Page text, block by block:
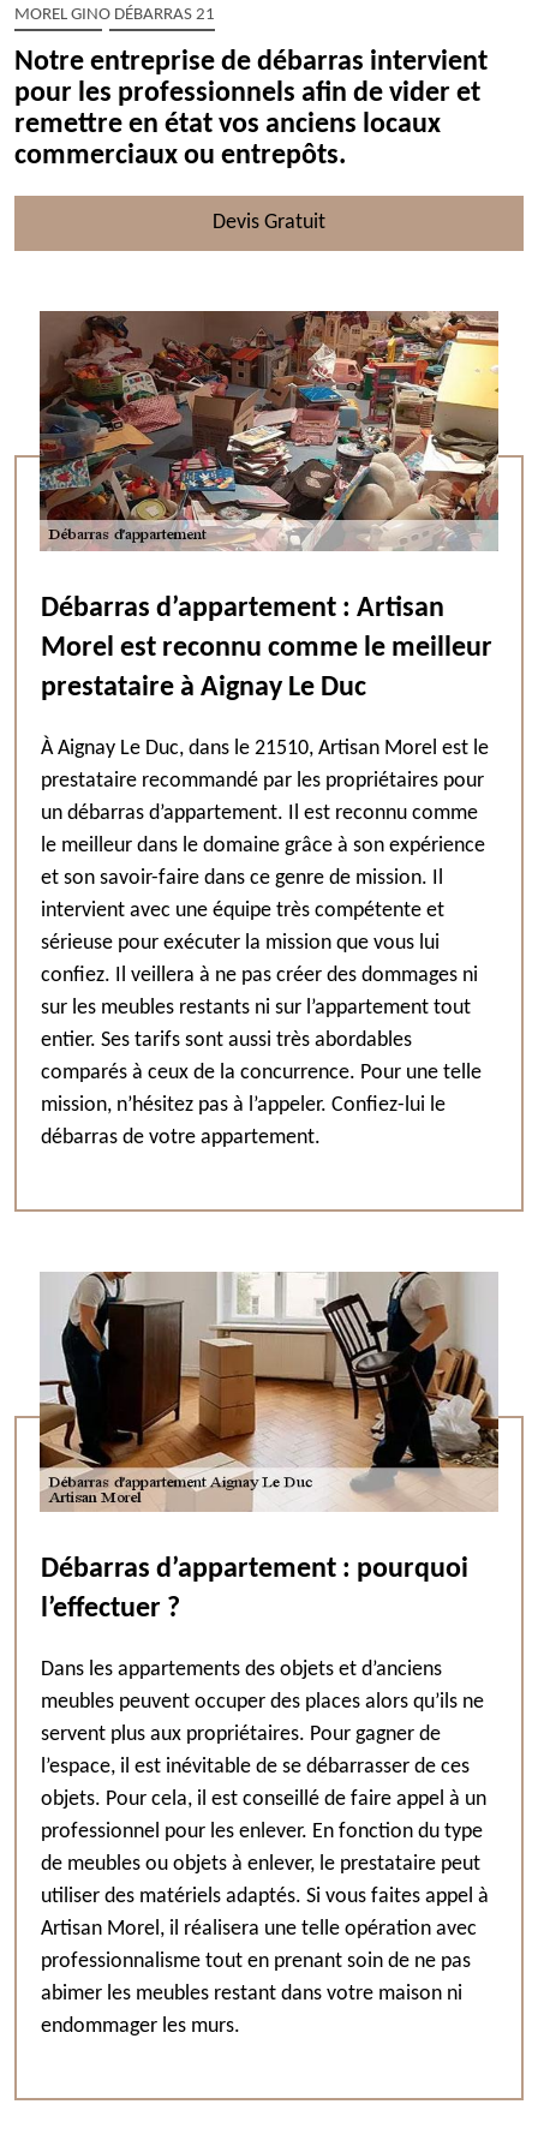
MOREL GINO DÉBARRAS 21
Notre entreprise de débarras intervient
pour les professionnels afin de vider et
remettre en état vos anciens locaux
commerciaux ou entrepôts.
Devis Gratuit
Débarras d’appartement : Artisan
Morel est reconnu comme le meilleur
prestataire à Aignay Le Duc
À Aignay Le Duc, dans le 21510, Artisan Morel est le
prestataire recommandé par les propriétaires pour
un débarras d’appartement. Il est reconnu comme
le meilleur dans le domaine grâce à son expérience
et son savoir-faire dans ce genre de mission. Il
intervient avec une équipe très compétente et
sérieuse pour exécuter la mission que vous lui
confiez. Il veillera à ne pas créer des dommages ni
sur les meubles restants ni sur l’appartement tout
entier. Ses tarifs sont aussi très abordables
comparés à ceux de la concurrence. Pour une telle
mission, n’hésitez pas à l’appeler. Confiez-lui le
débarras de votre appartement.
Débarras d’appartement : pourquoi
l’effectuer ?
Dans les appartements des objets et d’anciens
meubles peuvent occuper des places alors qu’ils ne
servent plus aux propriétaires. Pour gagner de
l’espace, il est inévitable de se débarrasser de ces
objets. Pour cela, il est conseillé de faire appel à un
professionnel pour les enlever. En fonction du type
de meubles ou objets à enlever, le prestataire peut
utiliser des matériels adaptés. Si vous faites appel à
Artisan Morel, il réalisera une telle opération avec
professionnalisme tout en prenant soin de ne pas
abimer les meubles restant dans votre maison ni
endommager les murs.